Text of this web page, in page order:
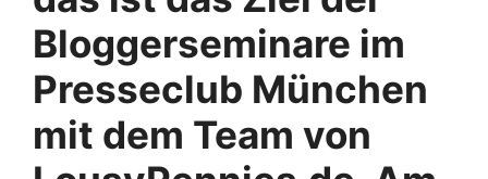
Bloggerseminare im
Presseclub München
mit dem Team von